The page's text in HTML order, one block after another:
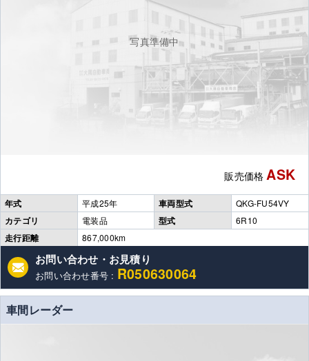
写真準備中
販売価格 ASK
年式 平成25年 車両型式 QKG-FU54VY
カテゴリ 電装品 型式 6R10
走行距離 867,000km
お問い合わせ・お見積り
お問い合わせ番号 : R050630064
車間レーダー